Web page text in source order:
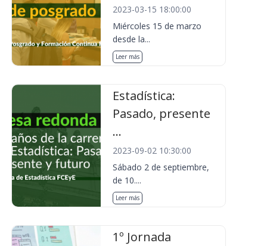
2023-03-15 18:00:00
Miércoles 15 de marzo
desde la...
Leer más
Estadística:
Pasado, presente
...
2023-09-02 10:30:00
Sábado 2 de septiembre,
de 10....
Leer más
1º Jornada